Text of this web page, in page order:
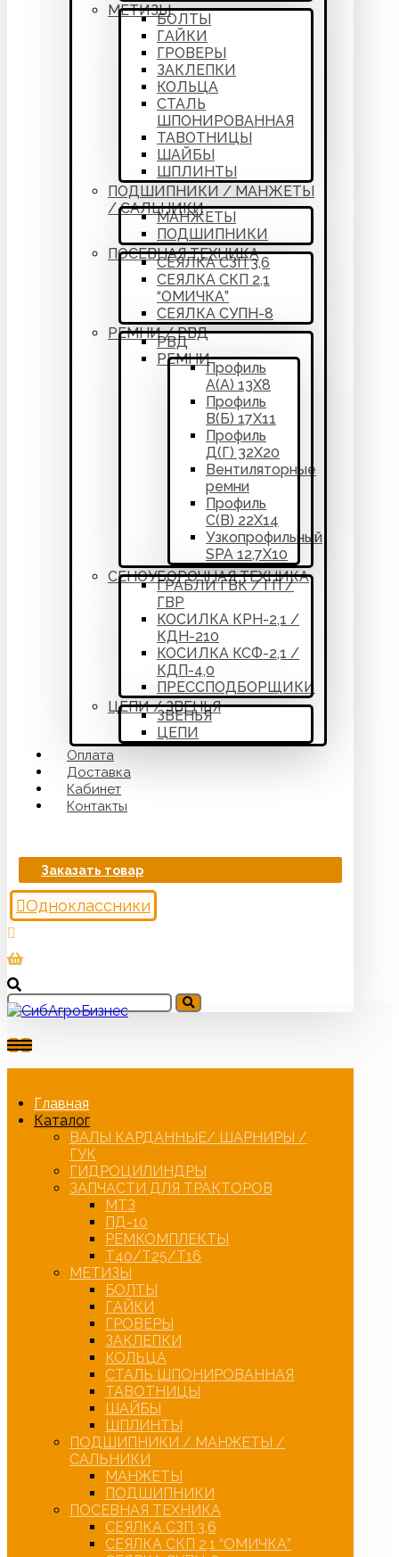
МЕТИЗЫ
БОЛТЫ
ГАЙКИ
ГРОВЕРЫ
ЗАКЛЕПКИ
КОЛЬЦА
СТАЛЬ
ШПОНИРОВАННАЯ
ТАВОТНИЦЫ
ШАЙБЫ
ШПЛИНТЫ
ПОДШИПНИКИ / МАНЖЕТЫ
/ САЛЬНИКИ
МАНЖЕТЫ
ПОДШИПНИКИ
ПОСЕВНАЯ ТЕХНИКА
СЕЯЛКА СЗП 3,6
СЕЯЛКА СКП 2,1
“ОМИЧКА”
СЕЯЛКА СУПН-8
РЕМНИ / РВД
РВД
РЕМНИ
Профиль
А(А) 13Х8
Профиль
В(Б) 17Х11
Профиль
Д(Г) 32Х20
Вентиляторные
ремни
Профиль
С(В) 22Х14
Узкопрофильный
SPA 12,7Х10
СЕНОУБОРОЧНАЯ ТЕХНИКА
ГРАБЛИ ГВК / ГП /
ГВР
КОСИЛКА КРН-2,1 /
КДН-210
КОСИЛКА КСФ-2,1 /
КДП-4,0
ПРЕССПОДБОРЩИКИ
ЦЕПИ / ЗВЕНЬЯ
ЗВЕНЬЯ
ЦЕПИ
Оплата
Доставка
Кабинет
Контакты
Заказать товар
Одноклассники
Главная
Каталог
ВАЛЫ КАРДАННЫЕ/ ШАРНИРЫ /
ГУК
ГИДРОЦИЛИНДРЫ
ЗАПЧАСТИ ДЛЯ ТРАКТОРОВ
МТЗ
ПД-10
РЕМКОМПЛЕКТЫ
Т40/Т25/Т16
МЕТИЗЫ
БОЛТЫ
ГАЙКИ
ГРОВЕРЫ
ЗАКЛЕПКИ
КОЛЬЦА
СТАЛЬ ШПОНИРОВАННАЯ
ТАВОТНИЦЫ
ШАЙБЫ
ШПЛИНТЫ
ПОДШИПНИКИ / МАНЖЕТЫ /
САЛЬНИКИ
МАНЖЕТЫ
ПОДШИПНИКИ
ПОСЕВНАЯ ТЕХНИКА
СЕЯЛКА СЗП 3,6
СЕЯЛКА СКП 2,1 “ОМИЧКА”